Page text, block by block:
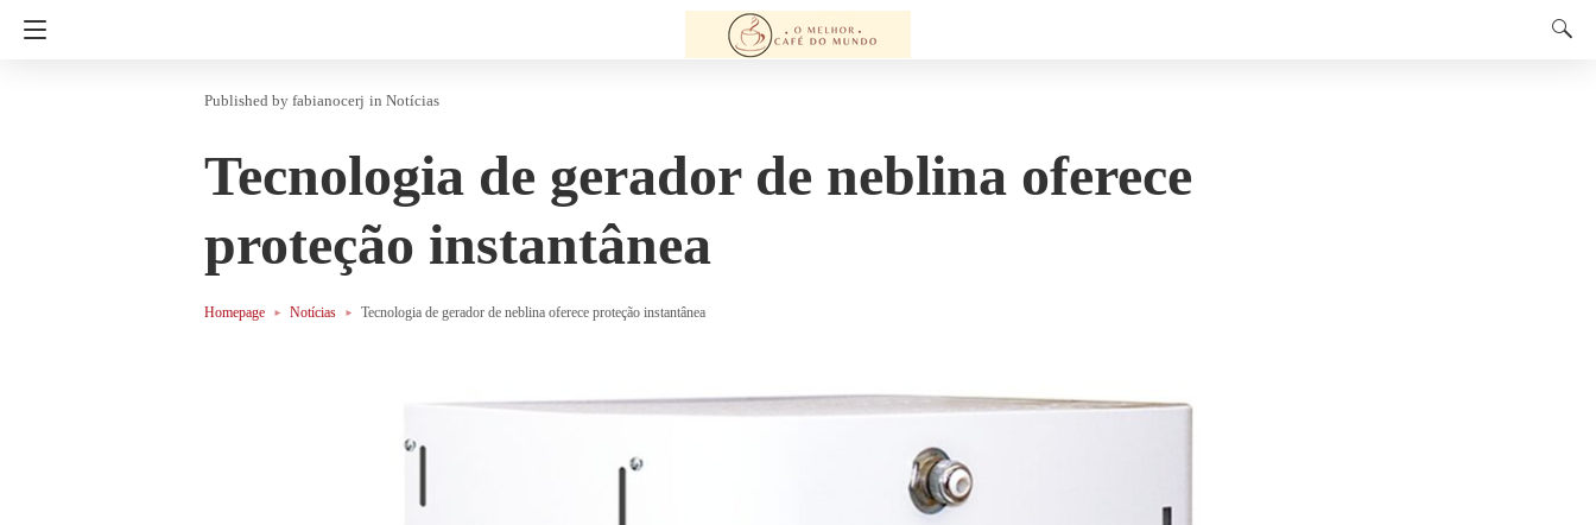
fabianocerj in Notícias
Tecnologia de gerador de neblina oferece
proteção instantânea
Homepage Notícias Tecnologia de gerador de neblina oferece proteção instantânea